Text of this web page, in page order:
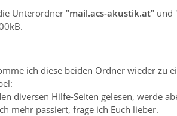
Unterordner "mail.acs-akustik.at" und
ich diese beiden Ordner wieder zu
diversen Hilfe-Seiten gelesen, werde
mehr passiert, frage ich Euch lieber.